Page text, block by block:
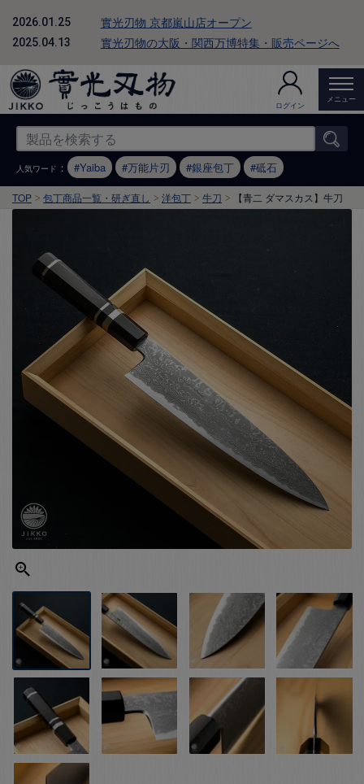
2026.01.25 實光刃物 京都嵐山店オープン
2025.04.13 實光刃物の大阪・関西万博特集・販売ページへ
ログイン
メニュー
人気ワード ： Yaiba 万能片刃 銀座包丁 砥石
TOP 包丁商品一覧・研ぎ直し 洋包丁 牛刀 【青二 ダマスカス】牛刀